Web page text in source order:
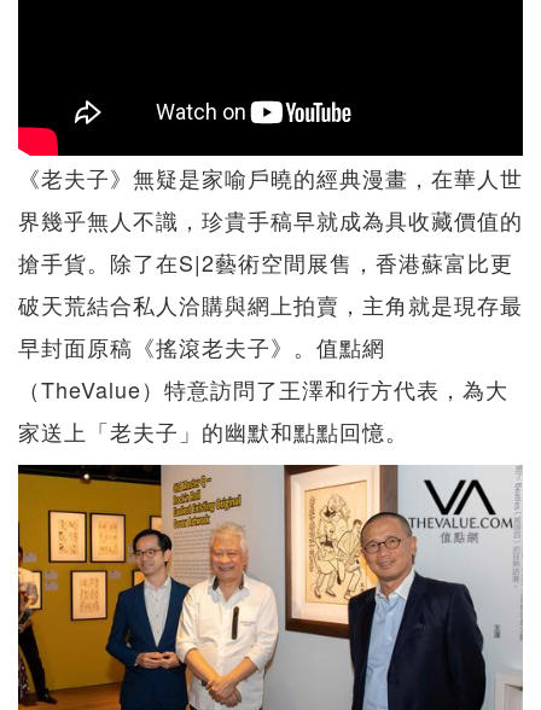
《老夫子》無疑是家喻戶曉的經典漫畫，在華人世
界幾乎無人不識，珍貴手稿早就成為具收藏價值的
搶手貨。除了在S|2藝術空間展售，香港蘇富比更
破天荒結合私人洽購與網上拍賣，主角就是現存最
早封面原稿《搖滾老夫子》。值點網
（TheValue）特意訪問了王澤和行方代表，為大
家送上「老夫子」的幽默和點點回憶。